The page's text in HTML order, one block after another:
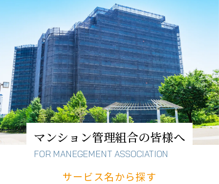
マンション管理組合の皆様へ
FOR MANEGEMENT ASSOCIATION
サービス名から探す